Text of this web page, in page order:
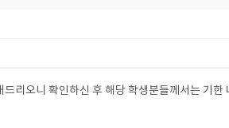
리오니 확인하신 후 해당 학생분들께서는 기한